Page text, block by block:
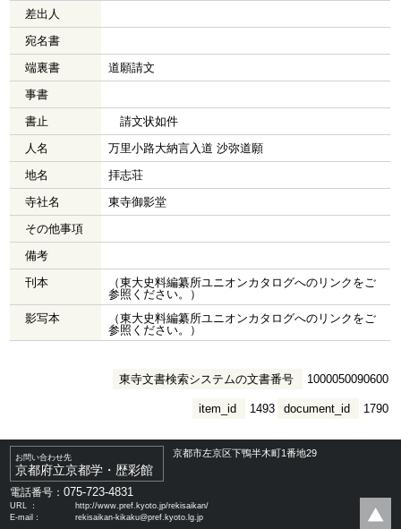
差出人
宛名書
端裏書
道願請文
事書
書止
請文状如件
人名
万里小路大納言入道 沙弥道願
地名
拝志荘
寺社名
東寺御影堂
その他事項
備考
刊本
（東大史料編纂所ユニオンカタログへのリンクをご
参照ください。）
影写本
（東大史料編纂所ユニオンカタログへのリンクをご
参照ください。）
東寺文書検索システムの文書番号 1000050090600
document_id 1790
item_id 1493
お問い合わせ先
京都府立京都学・歴彩館
京都市左京区下鴨半木町1番地29
電話番号：075-723-4831
URL ：
http://www.pref.kyoto.jp/rekisaikan/
E-mail：
rekisaikan-kikaku@pref.kyoto.lg.jp